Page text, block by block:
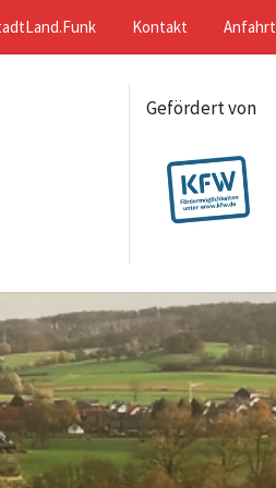
Kontakt Anfahrt
Gefördert von